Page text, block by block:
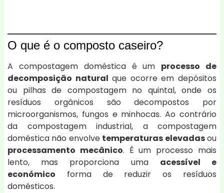
O que é o composto caseiro?
A compostagem doméstica é um processo de
decomposição natural que ocorre em depósitos
ou pilhas de compostagem no quintal, onde os
resíduos orgânicos são decompostos por
microorganismos, fungos e minhocas. Ao contrário
da compostagem industrial, a compostagem
doméstica não envolve temperaturas elevadasou
processamento mecânico. É um processo mais
lento, mas proporciona uma acessível e
económico forma de reduzir os resíduos
domésticos.